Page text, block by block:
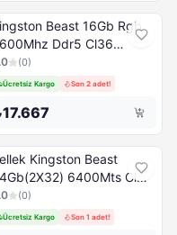
Beast 16Gb Rgb
Ddr5 Cl36
16Tr
(0)
Ücretsiz Kargo Son 2 adet!
Kingston Beast
6400Mts Cl32
64Tr
(0)
Ücretsiz Kargo Son 1 adet!